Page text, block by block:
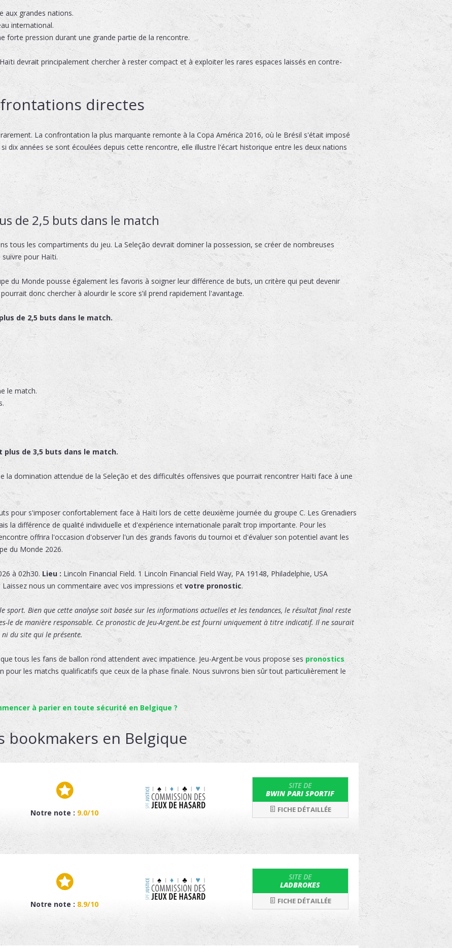
aux grandes nations.
international.
forte pression durant une grande partie de la rencontre.
devrait principalement chercher à rester compact et à exploiter les rares espaces laissés en contre-
directes
La confrontation la plus marquante remonte à la Copa América 2016, où le Brésil s'était imposé
dix années se sont écoulées depuis cette rencontre, elle illustre l'écart historique entre les deux nations
de 2,5 buts dans le match
tous les compartiments du jeu. La Seleção devrait dominer la possession, se créer de nombreuses
pour Haïti.
du Monde pousse également les favoris à soigner leur différence de buts, un critère qui peut devenir
donc chercher à alourdir le score s'il prend rapidement l'avantage.
de 2,5 buts dans le match.
le match.
de 3,5 buts dans le match.
la domination attendue de la Seleção et des difficultés offensives que pourrait rencontrer Haïti face à une
pour s'imposer confortablement face à Haïti lors de cette deuxième journée du groupe C. Les Grenadiers
la différence de qualité individuelle et d'expérience internationale paraît trop importante. Pour les
offrira l'occasion d'observer l'un des grands favoris du tournoi et d'évaluer son potentiel avant les
du Monde 2026.
à 02h30. Lieu : Lincoln Financial Field. 1 Lincoln Financial Field Way, PA 19148,Philadelphie, USA
Laissez nous un commentaire avec vos impressions etvotre pronostic.
sport. Bien que cette analyse soit basée sur les informations actuelles et les tendances, le résultat final reste
le de manière responsable. Ce pronostic de Jeu-Argent.be est fourni uniquement à titre indicatif. Il ne saurait
du site qui le présente.
tous les fans de ballon rond attendent avec impatience. Jeu-Argent.be vous propose ses pronostics
pour les matchs qualificatifs que ceux de la phase finale. Nous suivrons bien sûr tout particulièrement le
à parier en toute sécurité en Belgique ?
bookmakers en Belgique
Notre note : 9.0/10
SITE DE
BWIN PARI SPORTIF
FICHE DÉTAILLÉE
Notre note : 8.9/10
SITE DE
LADBROKES
FICHE DÉTAILLÉE